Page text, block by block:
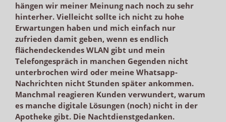
hängen wir meiner Meinung nach noch zu sehr
hinterher. Vielleicht sollte ich nicht zu hohe
Erwartungen haben und mich einfach nur
zufrieden damit geben, wenn es endlich
flächendeckendes WLAN gibt und mein
Telefongespräch in manchen Gegenden nicht
unterbrochen wird oder meine Whatsapp-
Nachrichten nicht Stunden später ankommen.
Manchmal reagieren Kunden verwundert, warum
es manche digitale Lösungen (noch) nicht in der
Apotheke gibt. Die Nachtdienstgedanken.